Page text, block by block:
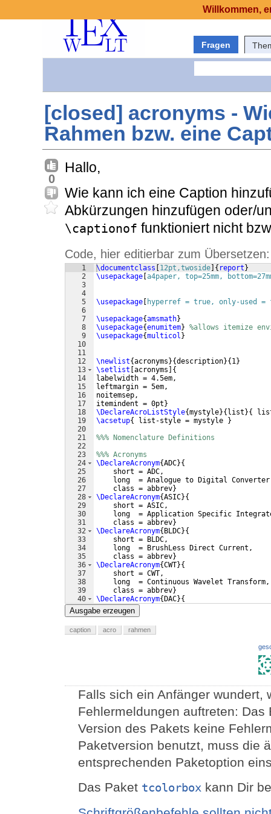
Fragen
[closed] acronyms -
Rahmen bzw. eine
0
Hallo,
Wie kann ich eine Caption
Abkürzungen hinzufügen oder/
\captionof funktioniert nicht
Code, hier editierbar zum Übersetzen:
1
2
3
4
5
6
7
8
9
10
11
12
13
14
15
16
17
18
19
20
21
22
23
24
25
26
27
28
29
30
31
32
33
34
35
36
37
38
39
40
41
\documentclass 12pt,twoside { report }
\usepackage a4paper, top=25mm,
\usepackage
hyperref = true, only-used
\usepackage{amsmath}
\usepackage{enumitem} %allows itemize
\usepackage{multicol }
\newlist{acronyms }{description}{ 1}
\setlist acronyms
{
labelwidth = 4.5em,
leftmargin = 5em,
noitemsep,
itemindent = 0pt }
\DeclareAcroListStyle{mystyle}{ list }{
list
\acsetup{ list-style = mystyle
}
%%% Nomenclature Definitions
%%% Acronyms
\DeclareAcronym{ADC}{
    short = ADC,
long  = Analogue to Digital
    class = abbrev
}
\DeclareAcronym{ASIC}{
    short = ASIC,
long  = Application Specific
    class = abbrev
}
\DeclareAcronym{ BLDC}{
    short = BLDC,
    long  = BrushLess Direct Current,
    class = abbrev
}
\DeclareAcronym{CWT}{
    short = CWT,
    long  = Continuous Wavelet Transform,
    class = abbrev
}
\DeclareAcronym{ DAC}{
    short = DAC,
Ausgabe erzeugen
caption acro rahmen
Falls sich ein Anfänger wundert,
Fehlermeldungen auftreten:
Version des Pakets keine
Paketversion benutzt, muss die
entsprechenden Paketoption
Das Paket tcolorbox kann Dir
Willkommen,